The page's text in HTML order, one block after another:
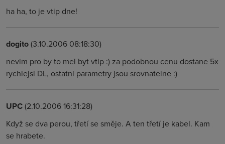
ha ha, to je vtip dne!
dogito(3.10.2006 08:18:30)
nevim pro by to mel byt vtip :) za podobnou cenu dostane 5x
rychlejsi DL, ostatni parametry jsou srovnatelne :)
UPC(2.10.2006 16:31:28)
Když se dva perou, třetí se směje. A ten třetí je kabel. Kam
se hrabete.